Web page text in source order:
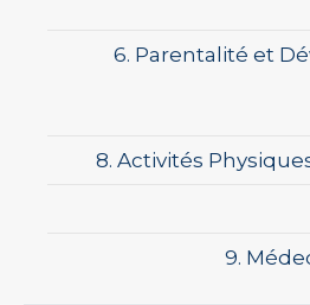
6. Parentalité et
8. Activités
9.